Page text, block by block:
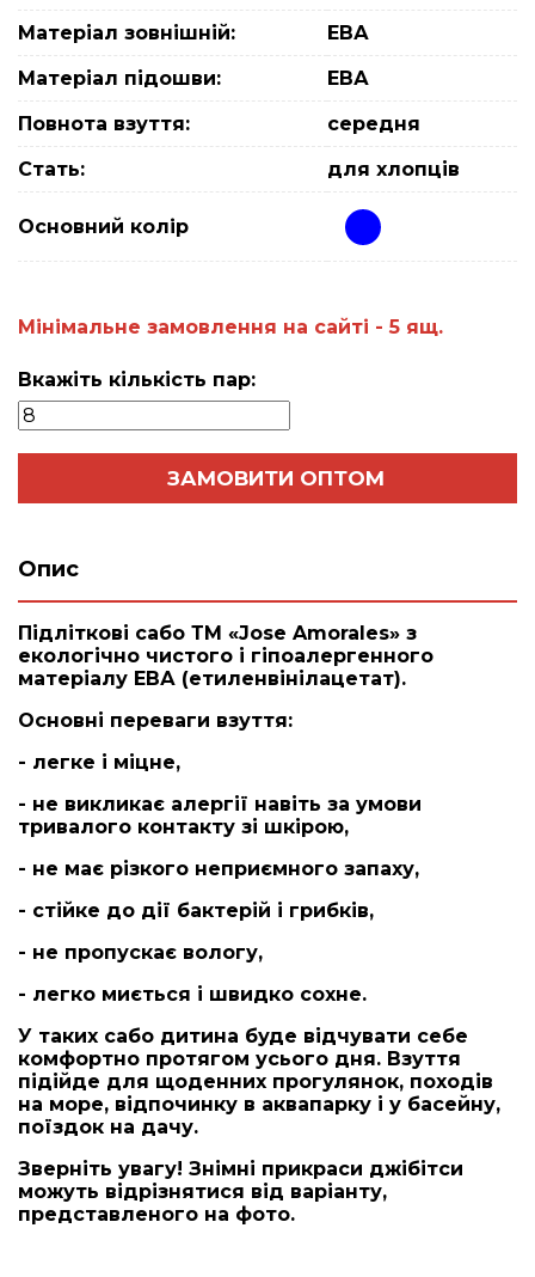
Матеріал зовнішній:
ЕВА
Матеріал підошви:
ЕВА
Повнота взуття:
середня
Стать:
для хлопців
Основний колiр
Мiнiмальне замовлення на сайтi - 5 ящ.
Вкажіть кількість пар:
ЗАМОВИТИ ОПТОМ
Опис
Підліткові сабо ТМ «Jose Amorales» з
екологічно чистого і гіпоалергенного
матеріалу ЕВА (етиленвінілацетат).
Основні переваги взуття:
- легке і міцне,
- не викликає алергії навіть за умови
тривалого контакту зі шкірою,
- не має різкого неприємного запаху,
- стійке до дії бактерій і грибків,
- не пропускає вологу,
- легко миється і швидко сохне.
У таких сабо дитина буде відчувати себе
комфортно протягом усього дня. Взуття
підійде для щоденних прогулянок, походів
на море, відпочинку в аквапарку і у басейну,
поїздок на дачу.
Зверніть увагу! Знімні прикраси джібітси
можуть відрізнятися від варіанту,
представленого на фото.